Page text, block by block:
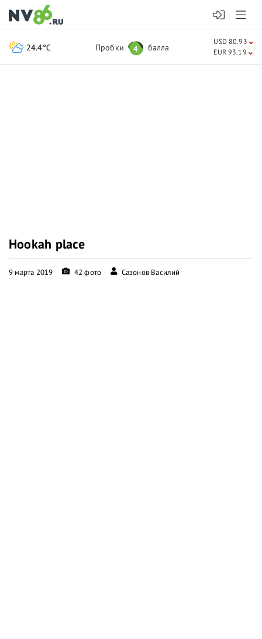
Hookah place
9 марта 2019 42 фото Сазонов Василий
24.4°C Пробки 4 балла
USD 80.93
EUR 93.19